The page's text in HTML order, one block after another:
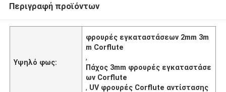
Περιγραφή προϊόντων
Υψηλό φως:
φρουρές εγκαταστάσεων 2mm 3m
m Corflute
,
Πάχος 3mm φρουρές εγκαταστάσε
ων Corflute
, UV φρουρές Corflute αντίστασης